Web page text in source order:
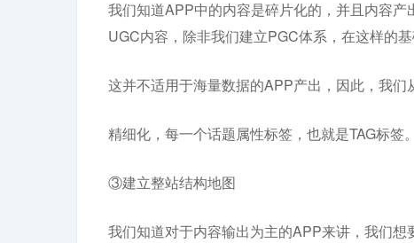
我们知道APP中的内容是碎片化的，并且内容
UGC内容，除非我们建立PGC体系，在这样的
这并不适用于海量数据的APP产出，因此，我们
精细化，每一个话题属性标签，也就是TAG标签。
③建立整站结构地图
我们知道对于内容输出为主的APP来讲，我们